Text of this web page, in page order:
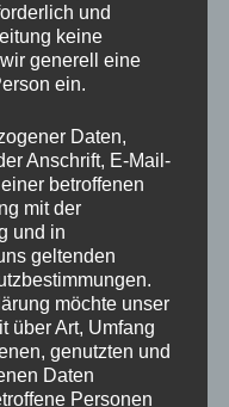
und
keine
generell eine
ein.
Daten,
Anschrift, E-Mail-
betroffenen
mit der
und in
geltenden
möchte unser
über Art, Umfang
genutzten und
Daten
Personen